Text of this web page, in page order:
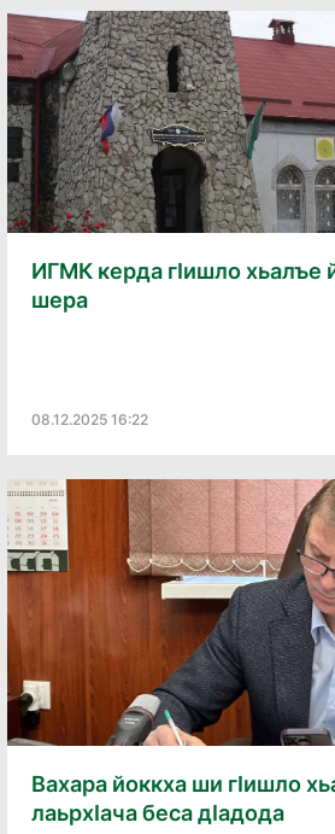
ИГМК керда гӀишло хьалъе
шера
08.12.2025 16:22
Вахара йоккха ши гӏишло
лаьрхӀача беса дӀадода